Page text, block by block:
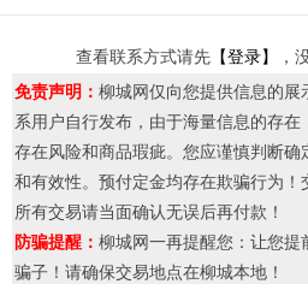
查看联系方式请先 【登录】 ，
免责声明： 柳城网仅向您提供信息的
系用户自行发布，由于海量信息的存
存在风险和商品瑕疵。您应谨慎判断
和有效性。预付定金均存在欺骗行为！
所有交易请当面确认无误后再付款！
防骗提醒： 柳城网一再提醒您：让您
骗子！请确保交易地点在柳城本地！